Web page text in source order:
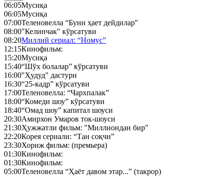
06:05Mусиқа
06:05Мусиқа
07:00Теленовелла “Буни ҳает дейдилар"
08:00"Келинчак" кўрсатуви
08:20Миллий сериал: “Номус”
12:15Кинофильм:
15:20Mусиқа
15:40“Шўх болалар” кўрсатуви
16:00"Ҳудуд" дастури
16:30“25-кадр” кўрсатуви
17:00Теленовелла: “Чархпалак”
18:00“Комеди шоу” кўрсатуви
18:40“Омад шоу” капитал шоуси
20:30Амирхон Умаров ток-шоуси
21:30Ҳужжатли фильм: "Миллиондан бир"
22:20Корея сериали: “Тан соқчи”
23:30Хориж фильм: (премьера)
01:30Кинофильм:
01:30Кинофильм:
05:00Теленовелла “Ҳаёт давом этар...” (такрор)